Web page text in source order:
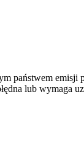
państwem emisji
lub wymaga